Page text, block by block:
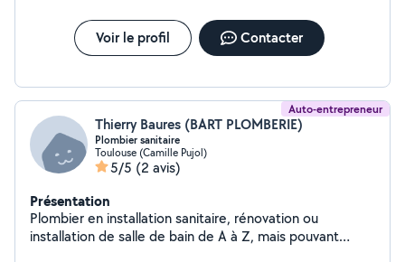
Voir le profil Contacter
Auto-entrepreneur
Thierry Baures (BART PLOMBERIE)
Plombier sanitaire
Toulouse (Camille Pujol)
5/5 (2 avis)
Présentation
Plombier en installation sanitaire, rénovation ou
installation de salle de bain de A à Z, mais pouvant